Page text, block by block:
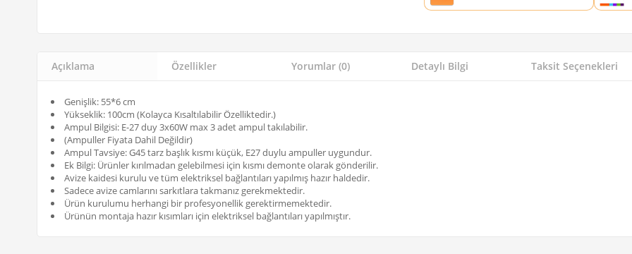
Açıklama Özellikler Yorumlar (0) Detaylı Bilgi Taksit Seçenekleri
Genişlik: 55*6 cm
Yükseklik: 100cm (Kolayca Kısaltılabilir Özelliktedir.)
Ampul Bilgisi: E-27 duy 3x60W max 3 adet ampul takılabilir.
(Ampuller Fiyata Dahil Değildir)
Ampul Tavsiye: G45 tarz başlık kısmı küçük, E27 duylu ampuller uygundur.
Ek Bilgi: Ürünler kırılmadan gelebilmesi için kısmı demonte olarak gönderilir.
Avize kaidesi kurulu ve tüm elektriksel bağlantıları yapılmış hazır haldedir.
Sadece avize camlarını sarkıtlara takmanız gerekmektedir.
Ürün kurulumu herhangi bir profesyonellik gerektirmemektedir.
Ürünün montaja hazır kısımları için elektriksel bağlantıları yapılmıştır.